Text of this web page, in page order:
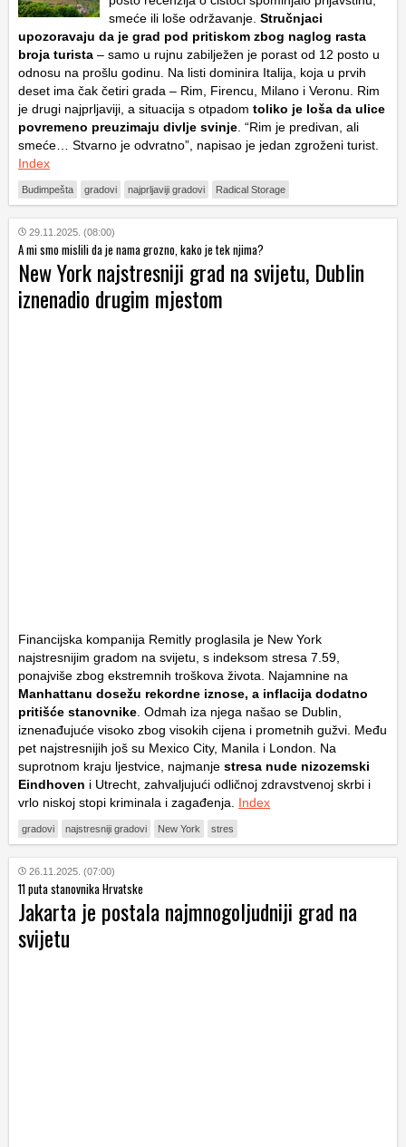
smeće ili loše održavanje. Stručnjaci
upozoravaju da je grad pod pritiskom zbog naglog rasta
broja turista – samo u rujnu zabilježen je porast od 12 posto u
odnosu na prošlu godinu. Na listi dominira Italija, koja u prvih
deset ima čak četiri grada – Rim, Firencu, Milano i Veronu. Rim
je drugi najprljaviji, a situacija s otpadom toliko je loša da ulice
povremeno preuzimaju divlje svinje. “Rim je predivan, ali
smeće… Stvarno je odvratno”, napisao je jedan zgroženi turist.
Index
Budimpešta gradovi najprljaviji gradovi Radical Storage
29.11.2025. (08:00)
A mi smo mislili da je nama grozno, kako je tek njima?
New York najstresniji grad na svijetu, Dublin
iznenadio drugim mjestom
Financijska kompanija Remitly proglasila je New York
najstresnijim gradom na svijetu, s indeksom stresa 7.59,
ponajviše zbog ekstremnih troškova života. Najamnine na
Manhattanu dosežu rekordne iznose, a inflacija dodatno
pritišće stanovnike. Odmah iza njega našao se Dublin,
iznenađujuće visoko zbog visokih cijena i prometnih gužvi. Među
pet najstresnijih još su Mexico City, Manila i London. Na
suprotnom kraju ljestvice, najmanje stresa nude nizozemski
Eindhoven i Utrecht, zahvaljujući odličnoj zdravstvenoj skrbi i
vrlo niskoj stopi kriminala i zagađenja. Index
gradovi najstresniji gradovi New York stres
26.11.2025. (07:00)
11 puta stanovnika Hrvatske
Jakarta je postala najmnogoljudniji grad na
svijetu